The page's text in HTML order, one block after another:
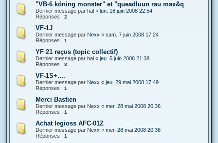
"VB-6 köning monster" et "queadluun rau max&q
Dernier message par hal « lun. 16 juin 2008 22:54
Réponses : 2
VF-1J
Dernier message par Nexx « sam. 7 juin 2008 17:24
Réponses : 1
YF 21 reçus (topic collectif)
Dernier message par hal « jeu. 5 juin 2008 21:38
Réponses : 3
VF-1S+....
Dernier message par Nexx « jeu. 29 mai 2008 17:49
Réponses : 1
Merci Bastien
Dernier message par Nexx « mer. 28 mai 2008 20:36
Réponses : 1
Achat legioss AFC-01Z
Dernier message par Nexx « mer. 28 mai 2008 20:36
Réponses : 1